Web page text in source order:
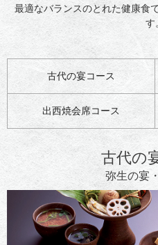
最適なバランスのとれた健康食
す
古代の宴コース
出西焼会席コース
古代の
弥生の宴